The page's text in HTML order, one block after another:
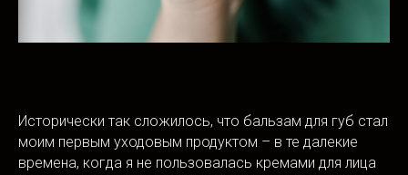
Исторически так сложилось, что бальзам для губ стал
моим первым уходовым продуктом – в те далекие
времена, когда я не пользовалась кремами для лица